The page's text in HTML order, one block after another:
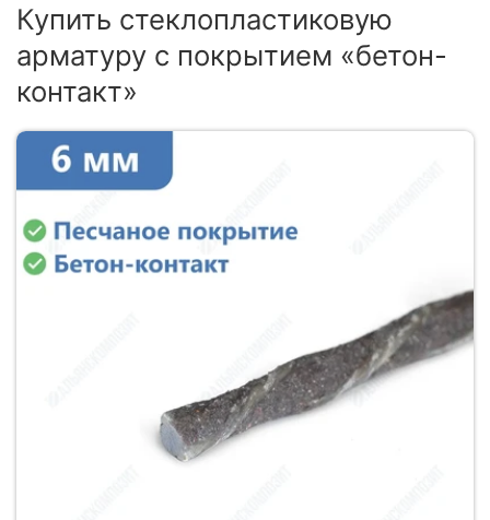
Купить стеклопластиковую
арматуру с покрытием «бетон-
контакт»